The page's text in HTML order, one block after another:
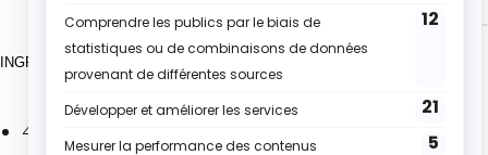
INGRÉDIENTS
4 oeufs